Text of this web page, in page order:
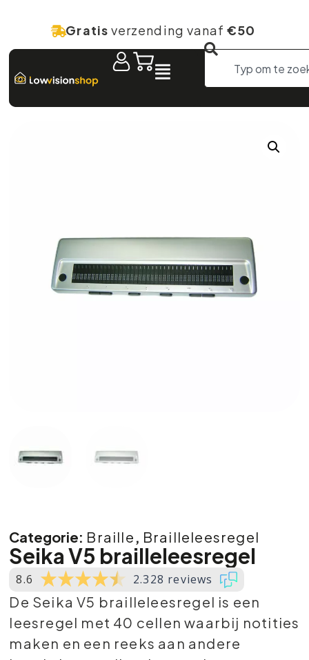
Gratis verzending vanaf €50
Categorie: Braille , Brailleleesregel
Seika V5 brailleleesregel
8.6 2.328 reviews
De Seika V5 brailleleesregel is een
leesregel met 40 cellen waarbij notities
maken en een reeks aan andere